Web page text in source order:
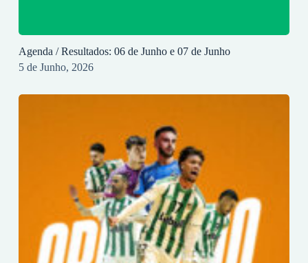
Agenda / Resultados: 06 de Junho e 07 de Junho
5 de Junho, 2026